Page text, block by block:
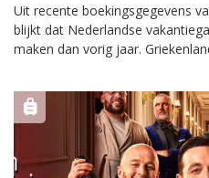
Uit recente boekingsgegevens
blijkt dat Nederlandse
maken dan vorig jaar.